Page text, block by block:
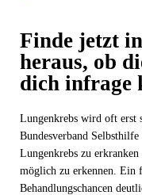
Finde jetzt
heraus, ob
dich infrage
Lungenkrebs wird oft erst
Bundesverband
Lungenkrebs zu
möglich zu erkennen. Ein
Behandlungschancen